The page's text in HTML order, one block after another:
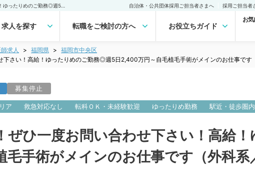
自治体・公共団体採用ご担当者さまへ 採用ご担当者
求人を探す 転職をご検討の方へ お役立ちガイド
お
求人 福岡県
福岡市中央区
下さい！高給！ゆったりめのご勤務◎週5日2,400万円～自毛植毛手術がメインのお仕事です
募集停止
ア 救急対応なし 転科ＯＫ・未経験歓迎 ゆったりめ勤務 駅近・徒歩圏内
ぜひ一度お問い合わせ下さい！高給
毛手術がメインのお仕事です（外科系